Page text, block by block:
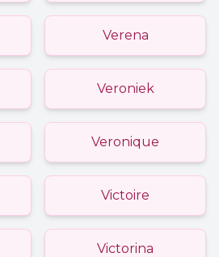
Verena
Veroniek
Veronique
Victoire
Victorina